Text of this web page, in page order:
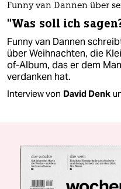
Funny van Dannen über
"Was soll ich
Funny van Dannen
über Weihnachten, die
of-Album, das er dem
verdanken hat.
Interview von David Denk